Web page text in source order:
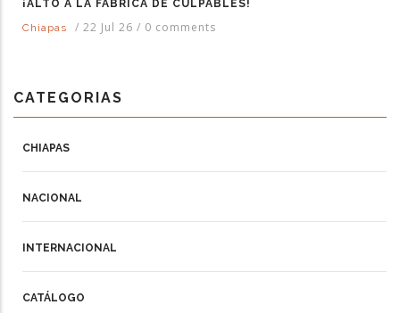
¡ALTO A LA FÁBRICA DE CULPABLES!
Chiapas
/ 22 Jul 26 / 0 comments
CATEGORIAS
CHIAPAS
NACIONAL
INTERNACIONAL
CATÁLOGO